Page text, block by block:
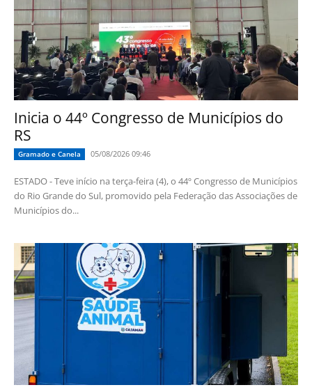
Inicia o 44º Congresso de Municípios do
RS
Gramado e Canela 05/08/2026 09:46
ESTADO - Teve início na terça-feira (4), o 44º Congresso de Municípios
do Rio Grande do Sul, promovido pela Federação das Associações de
Municípios do...